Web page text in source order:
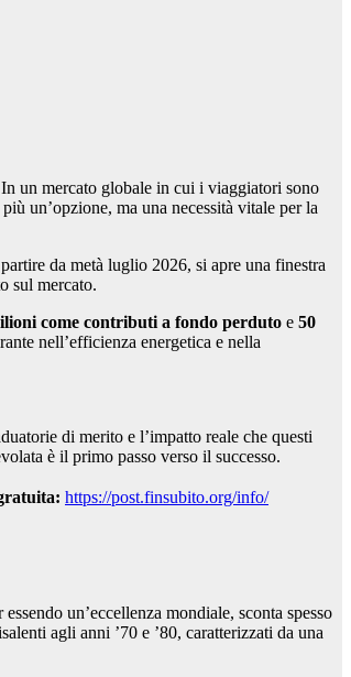
un mercato globale in cui i viaggiatori sono
un’opzione, ma una necessità vitale per la
da metà luglio 2026, si apre una finestra
sul mercato.
come contributi a fondo perduto e 50
nell’efficienza energetica e nella
di merito e l’impatto reale che questi
è il primo passo verso il successo.
https://post.finsubito.org/info/
un’eccellenza mondiale, sconta spesso
agli anni ’70 e ’80, caratterizzati da una